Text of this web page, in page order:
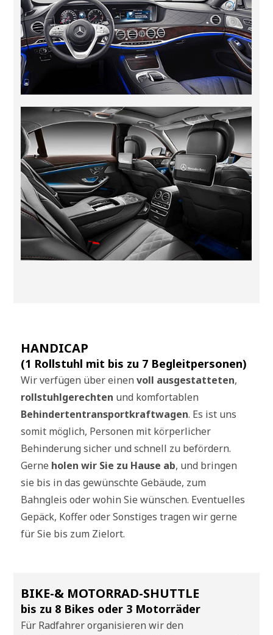
HANDICAP
(1 Rollstuhl mit bis zu 7 Begleitpersonen)
Wir verfügen über einenvoll ausgestatteten,
rollstuhlgerechten und komfortablen
Behindertentransportkraftwagen. Es ist uns
somit möglich, Personen mit körperlicher
Behinderung sicher und schnell zu befördern.
Gerne holen wir Sie zu Hause ab, und bringen
sie bis in das gewünschte Gebäude, zum
Bahngleis oder wohin Sie wünschen. Eventuelles
Gepäck, Koffer oder Sonstiges tragen wir gerne
für Sie bis zum Zielort.
BIKE-& MOTORRAD-SHUTTLE
bis zu 8 Bikes oder 3 Motorräder
Für Radfahrer organisieren wir den